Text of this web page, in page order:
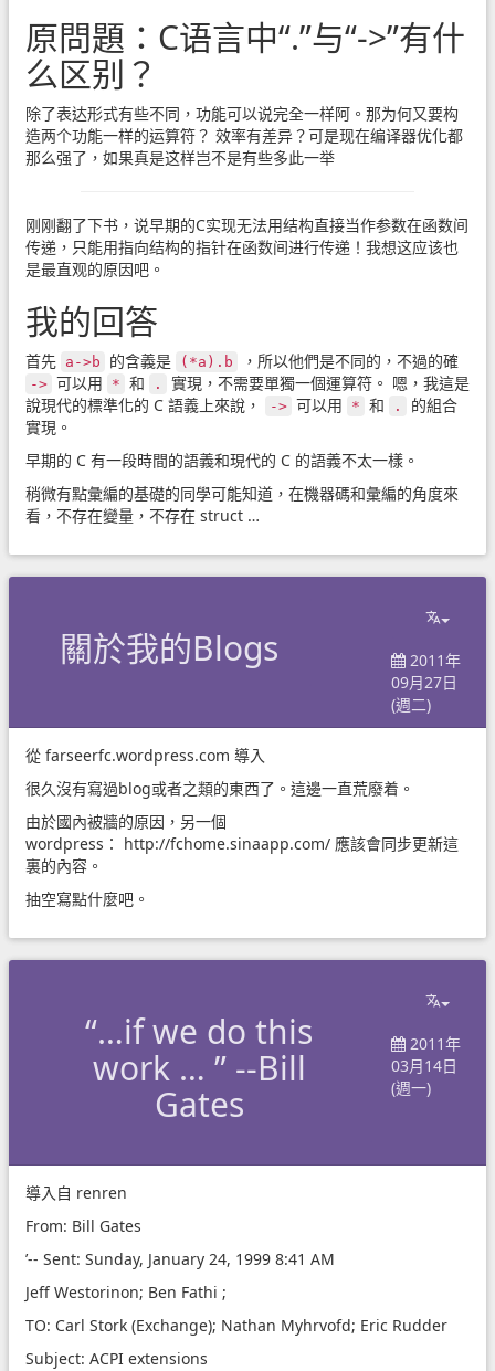
原問題：C语言中“.”与“->”有什
么区别？
除了表达形式有些不同，功能可以说完全一样阿。那为何又要构
造两个功能一样的运算符？ 效率有差异？可是现在编译器优化都
那么强了，如果真是这样岂不是有些多此一举
刚刚翻了下书，说早期的C实现无法用结构直接当作参数在函数间
传递，只能用指向结构的指针在函数间进行传递！我想这应该也
是最直观的原因吧。
我的回答
首先 a->b 的含義是 (*a).b ，所以他們是不同的，不過的確
-> 可以用 * 和 .
說現代的標準化的 C 語義上來說，
-> 可以用 * 和 .
實現。
早期的 C 有一段時間的語義和現代的 C 的語義不太一樣。
稍微有點彙編的基礎的同學可能知道，在機器碼和彙編的角度來
看，不存在變量，不存在 struct …
關於我的Blogs
2011年
09月27日
(週二)
從 farseerfc.wordpress.com 導入
很久沒有寫過blog或者之類的東西了。這邊一直荒廢着。
由於國內被牆的原因，另一個
wordpress： http://fchome.sinaapp.com/ 應該會同步更新這
裏的內容。
抽空寫點什麼吧。
“…if we do this
work … ” --Bill
Gates
2011年
03月14日
(週一)
導入自 renren
From: Bill Gates
’-- Sent: Sunday, January 24, 1999 8:41 AM
Jeff Westorinon; Ben Fathi ;
TO: Carl Stork (Exchange); Nathan Myhrvofd; Eric Rudder
Subject: ACPI extensions